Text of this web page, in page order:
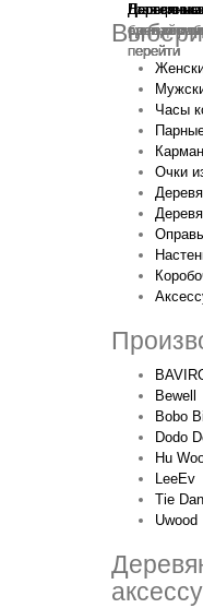
сделай
перейти
сделаем
перейти
Настенные
ручная
перейти
Парные
на
перейти
будь
перейти
Часы
Очки
Bewell
Bobo
Dodo
Hu
LeeEv
Tie Dan
Uwood